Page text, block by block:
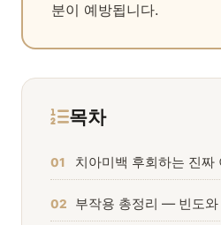
분이 예방됩니다.
목차
01 치아미백 후회하는 진짜
02 부작용 총정리 — 빈도와